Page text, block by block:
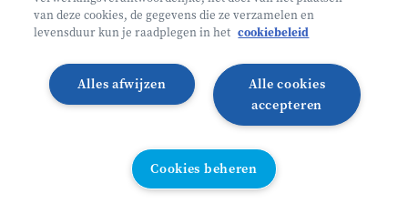
Partner van Helan
Toegankelijkheidsverklaring ↗
Cookie policy
Algemene voorwaarden
Integriteitsbeleid
Illustraties van Freepik
van deze cookies, de gegevens die ze verzamelen en
levensduur kun je raadplegen in het cookiebeleid
Alle cookies
accepteren
Alles afwijzen
Cookies beheren